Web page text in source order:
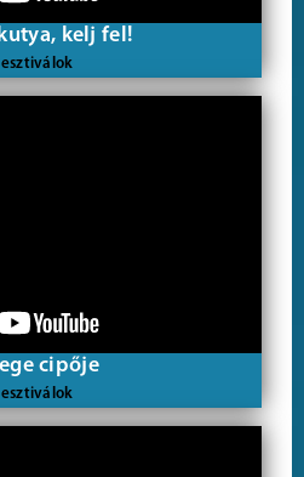
kelj fel!
cipője